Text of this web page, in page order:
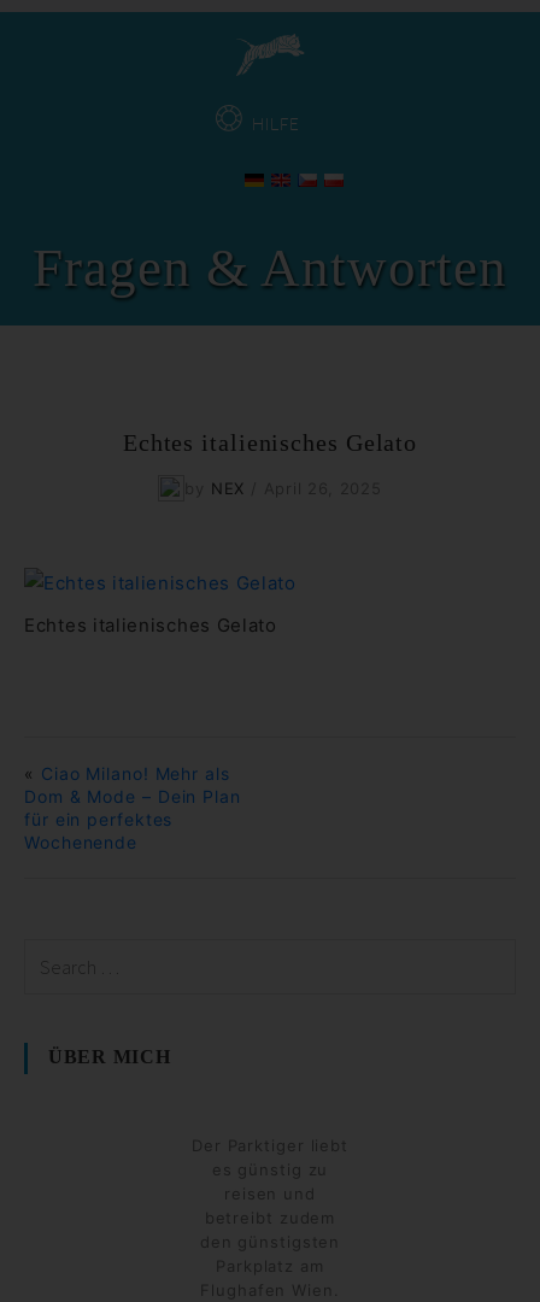
HILFE
Fragen & Antworten
Echtes italienisches Gelato
NEX
Echtes italienisches Gelato
« Ciao Milano! Mehr als
Dom & Mode – Dein Plan
für ein perfektes
Wochenende
ÜBER MICH
Der Parktiger liebt
es günstig zu
reisen und
betreibt zudem
den günstigsten
Parkplatz am
Flughafen Wien.